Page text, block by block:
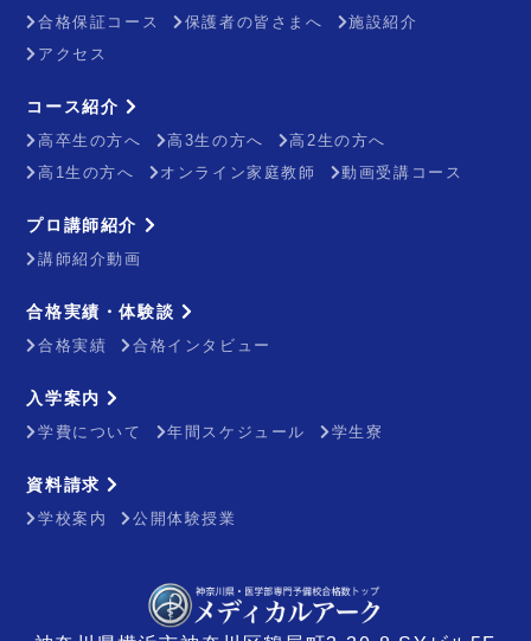
合格保証コース 保護者の皆さまへ
施設紹介
アクセス
コース紹介
高卒生の方へ 高3生の方へ
高2生の方へ
高1生の方へ
オンライン家庭教師 動画受講コース
プロ講師紹介
講師紹介動画
合格実績・体験談
合格実績 合格インタビュー
入学案内
学費について 年間スケジュール 学生寮
資料請求
学校案内 公開体験授業